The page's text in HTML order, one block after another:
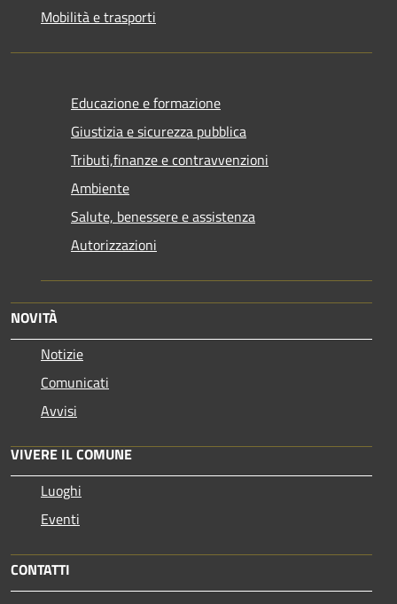
Mobilità e trasporti
Educazione e formazione
Giustizia e sicurezza pubblica
Tributi,finanze e contravvenzioni
Ambiente
Salute, benessere e assistenza
Autorizzazioni
NOVITÀ
Notizie
Comunicati
Avvisi
VIVERE IL COMUNE
Luoghi
Eventi
CONTATTI